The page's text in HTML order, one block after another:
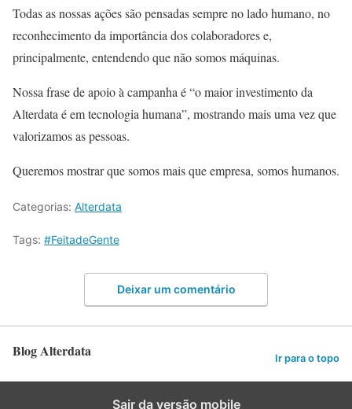
Todas as nossas ações são pensadas sempre no lado humano, no
reconhecimento da importância dos colaboradores e,
principalmente, entendendo que não somos máquinas.
Nossa frase de apoio à campanha é “o maior investimento da
Alterdata é em tecnologia humana”, mostrando mais uma vez que
valorizamos as pessoas.
Queremos mostrar que somos mais que empresa, somos humanos.
Categorias: Alterdata
Tags: #FeitadeGente
Deixar um comentário
Blog Alterdata Ir para o topo
Sair da versão mobile